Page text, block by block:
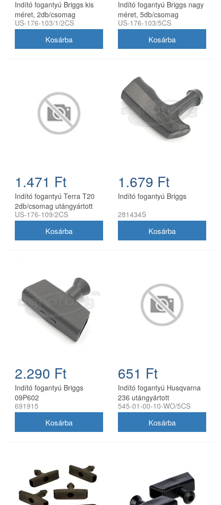
Indító fogantyú Briggs kis
méret, 2db/csomag
utángyártott
US-176-103/1/2CS
Indító fogantyú Briggs nagy
méret, 5db/csomag
utángyártott
US-176-103/5CS
1.471 Ft
Indító fogantyú Terra T20
2db/csomag utángyártott
US-176-109/2CS
1.679 Ft
Indító fogantyú Briggs
281434S
2.290 Ft
Indító fogantyú Briggs
09P602
691915
651 Ft
Indító fogantyú Husqvarna
236 utángyártott
545-01-00-10-WO/5CS